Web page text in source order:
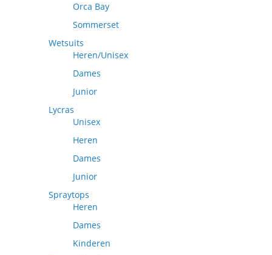
Orca Bay
Sommerset
Wetsuits
Heren/Unisex
Dames
Junior
Lycras
Unisex
Heren
Dames
Junior
Spraytops
Heren
Dames
Kinderen